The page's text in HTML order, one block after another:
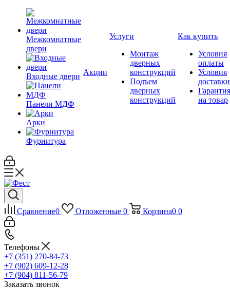
Межкомнатные
двери
Входные двери
Панели МДФ
Арки
Фурнитура
Акции
Услуги
Монтаж
дверных
конструкций
Подъем
дверных
конструкций
Как купить
Условия
оплаты
Условия
доставки
Гарантия
на товар
Сравнение0 Отложенные 0 Корзина0 0
Телефоны
+7 (351) 270-84-73
+7 (902) 609-12-28
+7 (904) 811-56-79
Заказать звонок